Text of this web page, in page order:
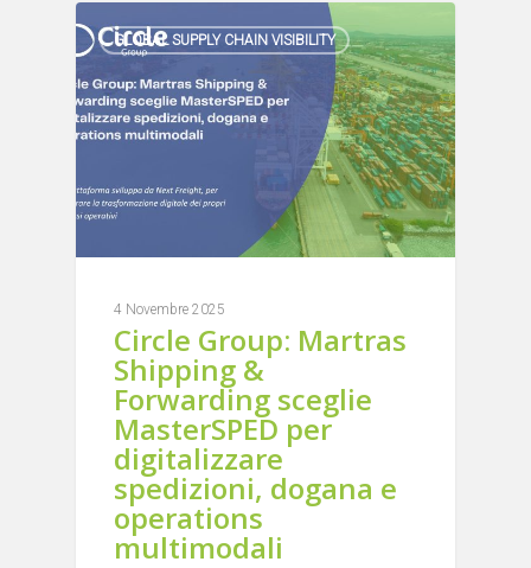
GLOBAL SUPPLY CHAIN VISIBILITY
4 Novembre 2025
Circle Group: Martras
Shipping &
Forwarding sceglie
MasterSPED per
digitalizzare
spedizioni, dogana e
operations
multimodali